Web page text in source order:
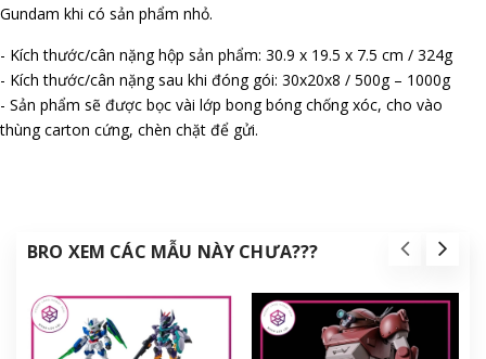
Gundam khi có sản phẩm nhỏ.
- Kích thước/cân nặng hộp sản phẩm: 30.9 x 19.5 x 7.5 cm / 324g
- Kích thước/cân nặng sau khi đóng gói: 30x20x8 / 500g – 1000g
- Sản phẩm sẽ được bọc vài lớp bong bóng chống xóc, cho vào
thùng carton cứng, chèn chặt để gửi.
BRO XEM CÁC MẪU NÀY CHƯA???